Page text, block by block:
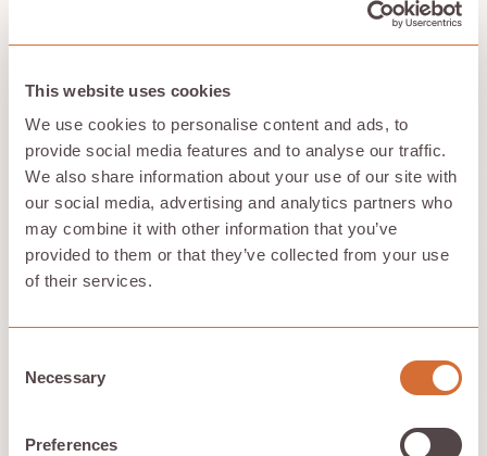
This website uses cookies
We use cookies to personalise content and ads, to
provide social media features and to analyse our traffic.
We also share information about your use of our site with
our social media, advertising and analytics partners who
may combine it with other information that you’ve
provided to them or that they’ve collected from your use
of their services.
Selection
Necessary
Preferences
Lors du partitionnement, acceptez les paramètres par
défaut du programme d'installation pour les disques
pour les environnements virtualisés. Le programme
virtuel et configure les pilotes appropriés.
La configuration post-installation inclut la création de
comptes utilisateur dotés de privilèges sudo. Ces
comptes sont créés au cours de cette étape et seront
utilisés pour les configurations suivantes. Dans le cadre
de la configuration, vous devrez peut-être modifier le
fichier sudoers pour accorder les autorisations
appropriées. Vous pouvez également configurer le
bureau graphique ou dans une interface de ligne de
le gestionnaire de packages avec toutes les
informations de proxy HTTP nécessaires pour l'accès